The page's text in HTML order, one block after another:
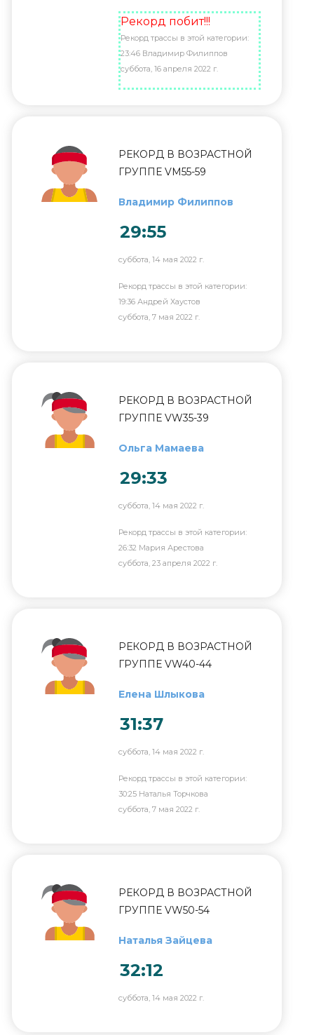
Рекорд побит!!!
Рекорд трассы в этой категории:
23:46 Владимир Филиппов
суббота, 16 апреля 2022 г.
РЕКОРД В ВОЗРАСТНОЙ
ГРУППЕ VM55-59
Владимир Филиппов
29:55
суббота, 14 мая 2022 г.
Рекорд трассы в этой категории:
19:36 Андрей Хаустов
суббота, 7 мая 2022 г.
РЕКОРД В ВОЗРАСТНОЙ
ГРУППЕ VW35-39
Ольга Мамаева
29:33
суббота, 14 мая 2022 г.
Рекорд трассы в этой категории:
26:32 Мария Арестова
суббота, 23 апреля 2022 г.
РЕКОРД В ВОЗРАСТНОЙ
ГРУППЕ VW40-44
Елена Шлыкова
31:37
суббота, 14 мая 2022 г.
Рекорд трассы в этой категории:
30:25 Наталья Торчкова
суббота, 7 мая 2022 г.
РЕКОРД В ВОЗРАСТНОЙ
ГРУППЕ VW50-54
Наталья Зайцева
32:12
суббота, 14 мая 2022 г.